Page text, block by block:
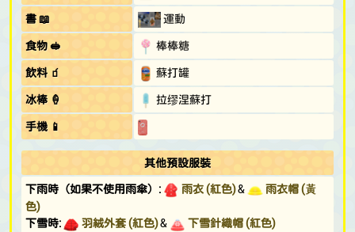
書 📖
運動
食物 🥪
棒棒糖
飲料 🧃
蘇打罐
冰棒 🍦
拉缪涅蘇打
手機 📱
其他預設服裝
下雨時（如果不使用雨傘）:
雨衣 (紅色)&
雨衣帽 (黃
色)
下雪時:
羽絨外套 (紅色)&
下雪針織帽 (紅色)